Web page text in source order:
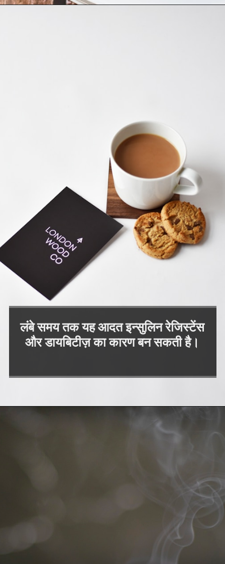
लंबे समय तक यह आदत इन्सुलिन रेजिस्टेंस
और डायबिटीज़ का कारण बन सकती है।